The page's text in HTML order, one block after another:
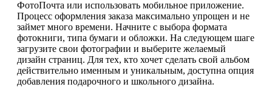
ФотоПочта или использовать мобильное приложение.
Процесс оформления заказа максимально упрощен и не
займет много времени. Начните с выбора формата
фотокниги, типа бумаги и обложки. На следующем шаге
загрузите свои фотографии и выберите желаемый
дизайн страниц. Для тех, кто хочет сделать свой альбом
действительно именным и уникальным, доступна опция
добавления подарочного и школьного дизайна.